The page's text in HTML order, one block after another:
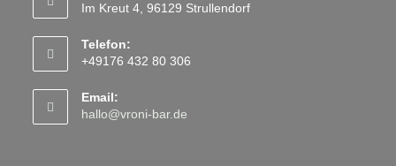
Im Kreut 4, 96129 Strullendorf
Telefon:
+49176 432 80 306
Email:
hallo@vroni-bar.de